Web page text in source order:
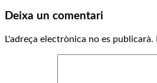
Deixa un comentari
L'adreça electrònica no es publicarà.